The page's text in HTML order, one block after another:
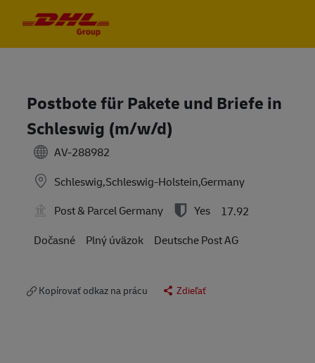
Postbote für Pakete und Briefe in
Schleswig (m/w/d)
AV-288982
Schleswig,Schleswig-Holstein,Germany
Post & Parcel Germany
Yes
17.92
Dočasné
Plný úväzok Deutsche Post AG
Kopírovať odkaz na prácu Zdieľať